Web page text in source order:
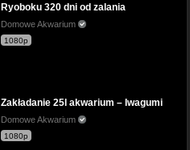
Ryoboku 320 dni od zalania
Domowe Akwarium
1080p
Zakładanie 25l akwarium – Iwagumi
Domowe Akwarium
1080p